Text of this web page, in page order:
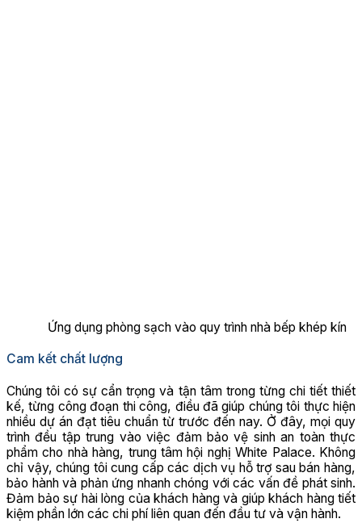
Ứng dụng phòng sạch vào quy trình nhà bếp khép kín
Cam kết chất lượng
Chúng tôi có sự cẩn trọng và tận tâm trong từng chi tiết thiết
kế, từng công đoạn thi công, điều đã giúp chúng tôi thực hiện
nhiều dự án đạt tiêu chuẩn từ trước đến nay. Ở đây, mọi quy
trình đều tập trung vào việc đảm bảo vệ sinh an toàn thực
phẩm cho nhà hàng, trung tâm hội nghị White Palace. Không
chỉ vậy, chúng tôi cung cấp các dịch vụ hỗ trợ sau bán hàng,
bảo hành và phản ứng nhanh chóng với các vấn đề phát sinh.
Đảm bảo sự hài lòng của khách hàng và giúp khách hàng tiết
kiệm phần lớn các chi phí liên quan đến đầu tư và vận hành.